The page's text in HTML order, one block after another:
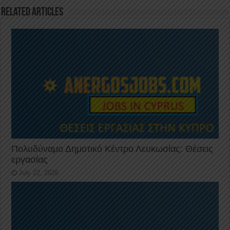
k
Related Articles
Πολυδύναμο Δημοτικό Κέντρο Λευκωσίας: Θέσεις
εργασίας
July 22, 2026